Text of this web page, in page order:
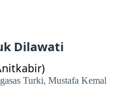
Dilawati
Turki, Mustafa Kemal